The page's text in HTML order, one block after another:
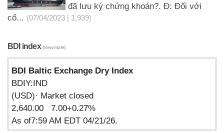
đã lưu ký chứng khoán?. Đ: Đối với
cổ... (07/04/2023 | 1,939)
BDI index(View more)
BDI Baltic Exchange Dry Index
BDIY:IND
(USD)· Market closed
2,640.00 7.00+0.27%
As of7:59 AM EDT 04/21/26.